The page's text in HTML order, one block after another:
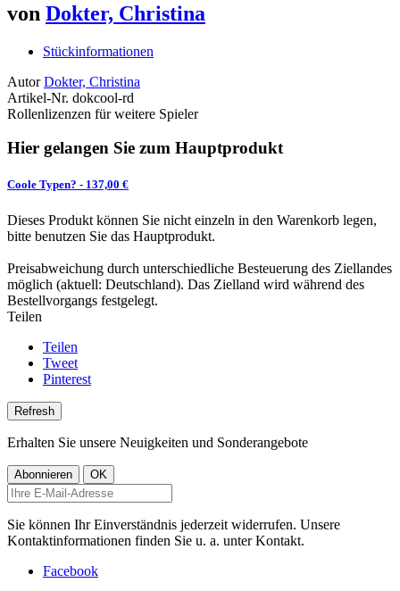
von Dokter, Christina
Stückinformationen
Autor Dokter, Christina
Artikel-Nr. dokcool-rd
Rollenlizenzen für weitere Spieler
Hier gelangen Sie zum Hauptprodukt
Coole Typen? - 137,00 €
Dieses Produkt können Sie nicht einzeln in den Warenkorb legen,
bitte benutzen Sie das Hauptprodukt.
Preisabweichung durch unterschiedliche Besteuerung des Ziellandes
möglich (aktuell: Deutschland). Das Zielland wird während des
Bestellvorgangs festgelegt.
Teilen
Teilen
Tweet
Pinterest
Erhalten Sie unsere Neuigkeiten und Sonderangebote
Sie können Ihr Einverständnis jederzeit widerrufen. Unsere
Kontaktinformationen finden Sie u. a. unter Kontakt.
Facebook